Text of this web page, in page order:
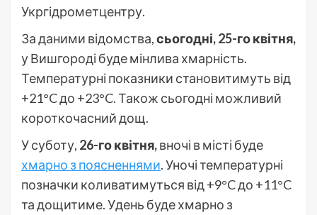
Укргідрометцентру.
За даними відомства,сьогодні, 25-го квітня,
у Вишгороді буде мінлива хмарність.
Температурні показники становитимуть від
+21°C до +23°C. Також сьогодні можливий
короткочасний дощ.
У суботу, 26-го квітня,вночі в місті буде
хмарно з поясненнями. Уночі температурні
позначки коливатимуться від +9°C до +11°C
та дощитиме. Удень буде хмарно з